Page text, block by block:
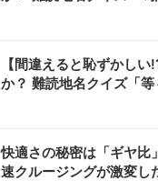
【間違えると恥ずかし
か？ 難読地名クイズ「等
快適さの秘密は「ギヤ
速クルージングが激変し